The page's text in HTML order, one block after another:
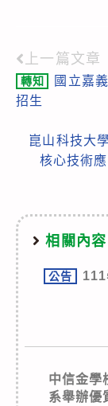
Read
more
上一篇文章
轉知
國立嘉
招生
崑山科技大
核心技術
相關內容
公告
中信金學
系舉辦優